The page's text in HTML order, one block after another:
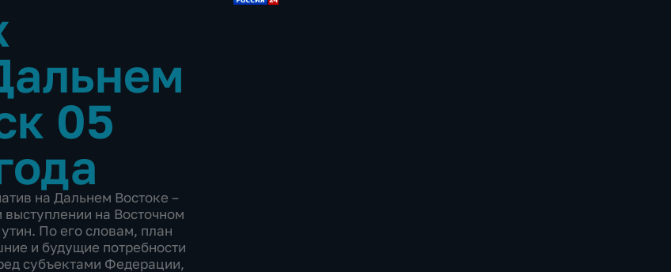
05
на Дальнем Востоке –
на Восточном
По его словам, план
и будущие потребности
субъектами Федерации,